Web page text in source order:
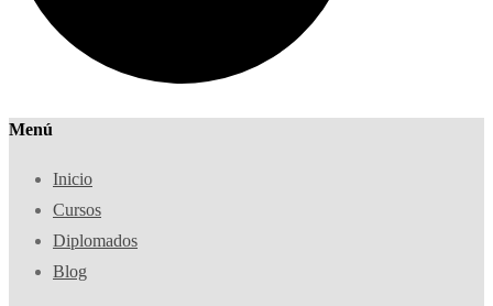
Menú
Inicio
Cursos
Diplomados
Blog